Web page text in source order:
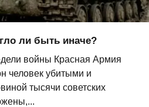
ли быть иначе?
войны Красная Армия
человек убитыми и
тысячи советских